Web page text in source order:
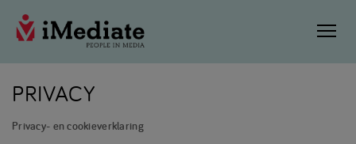
PRIVACY
Privacy- en cookieverklaring